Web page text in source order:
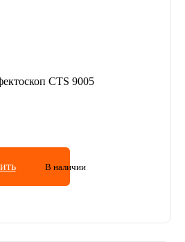
CTS 9005
В наличии